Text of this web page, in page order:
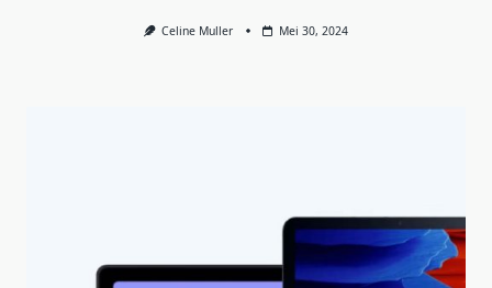
Celine Muller Mei 30, 2024